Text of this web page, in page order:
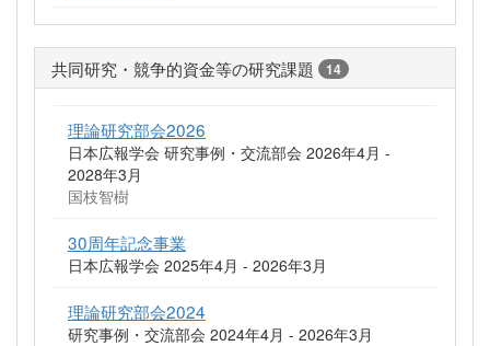
共同研究・競争的資金等の研究課題 14
理論研究部会2026
日本広報学会 研究事例・交流部会 2026年4月 -
2028年3月
国枝智樹
30周年記念事業
日本広報学会 2025年4月 - 2026年3月
理論研究部会2024
研究事例・交流部会 2024年4月 - 2026年3月